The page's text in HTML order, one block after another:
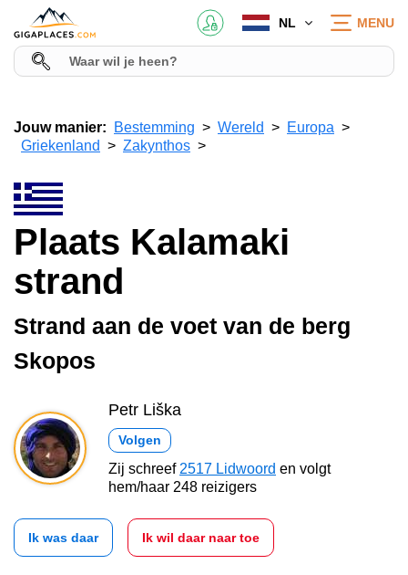
NL MENU
Jouw manier: Bestemming Wereld
Europa
Griekenland
Zakynthos
Plaats Kalamaki
strand
Strand aan de voet van de berg
Skopos
Petr Liška
Volgen
Zij schreef 2517 Lidwoord en volgt
hem/haar 248 reizigers
Ik was daar Ik wil daar naar toe